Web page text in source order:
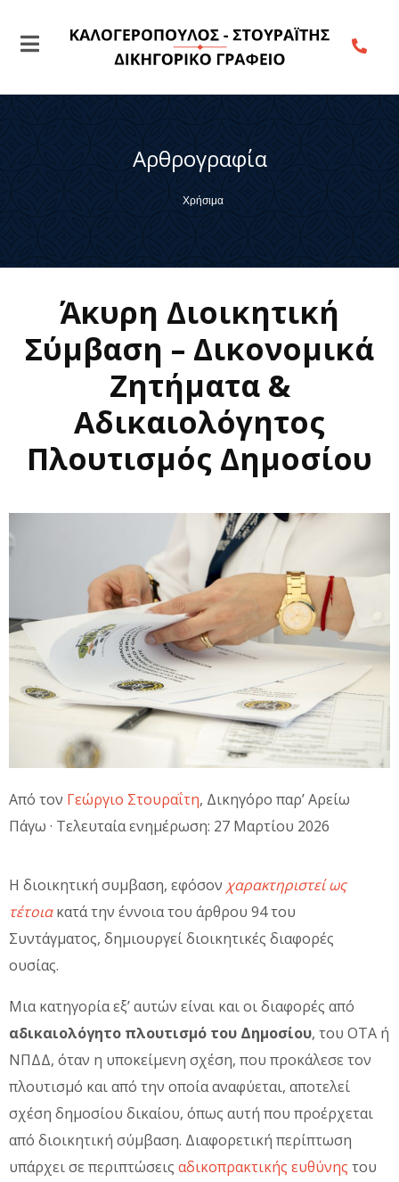
Αρθρογραφία
Χρήσιμα
Άκυρη Διοικητική
Σύμβαση – Δικονομικά
Ζητήματα &
Αδικαιολόγητος
Πλουτισμός Δημοσίου
Από τον Γεώργιο Στουραΐτη, Δικηγόρο παρ’ Αρείω
Πάγω · Τελευταία ενημέρωση: 27 Μαρτίου 2026
Η διοικητική συμβαση, εφόσον χαρακτηριστεί ως
τέτοιακατά την έννοια του άρθρου 94 του
Συντάγματος, δημιουργεί διοικητικές διαφορές
ουσίας.
Μια κατηγορία εξ’ αυτών είναι και οι διαφορές από
αδικαιολόγητο πλουτισμό του Δημοσίου, του ΟΤΑ ή
ΝΠΔΔ, όταν η υποκείμενη σχέση, που προκάλεσε τον
πλουτισμό και από την οποία αναφύεται, αποτελεί
σχέση δημοσίου δικαίου, όπως αυτή που προέρχεται
από διοικητική σύμβαση. Διαφορετική περίπτωση
υπάρχει σε περιπτώσεις αδικοπρακτικής ευθύνης του